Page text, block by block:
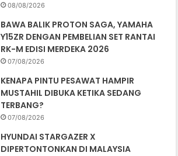
08/08/2026
BAWA BALIK PROTON SAGA, YAMAHA
Y15ZR DENGAN PEMBELIAN SET RANTAI
RK-M EDISI MERDEKA 2026
07/08/2026
KENAPA PINTU PESAWAT HAMPIR
MUSTAHIL DIBUKA KETIKA SEDANG
TERBANG?
07/08/2026
HYUNDAI STARGAZER X
DIPERTONTONKAN DI MALAYSIA